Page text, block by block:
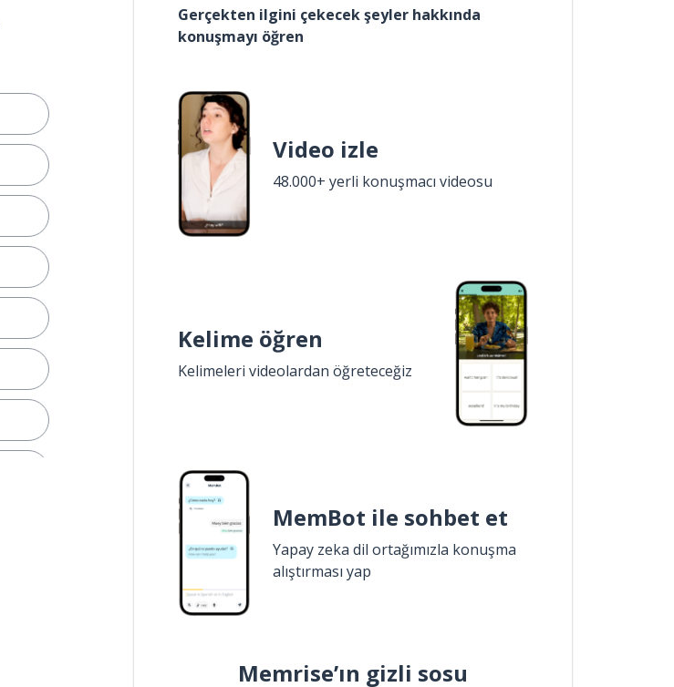
Gerçekten ilgini çekecek şeyler hakkında
konuşmayı öğren
Video izle
48.000+ yerli konuşmacı videosu
Kelime öğren
Kelimeleri videolardan öğreteceğiz
MemBot ile sohbet et
Yapay zeka dil ortağımızla konuşma
alıştırması yap
Memrise’ın gizli sosu